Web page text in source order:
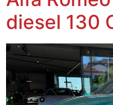
diesel 130